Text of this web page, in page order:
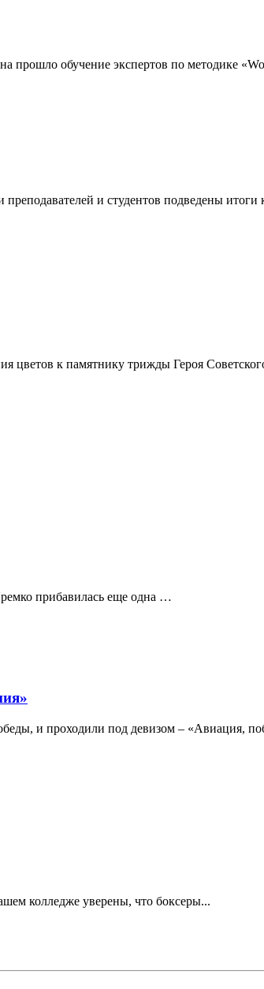
прошло обучение экспертов по методике
и студентов подведены
цветов к памятнику трижды Героя
прибавилась еще одна …
и проходили под девизом – «Авиация,
колледже уверены, что боксеры...